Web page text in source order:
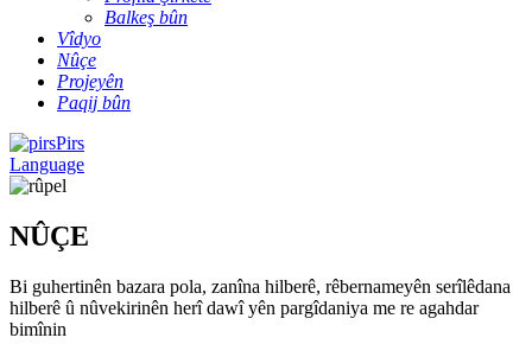
Balkeş bûn
Vîdyo
Nûçe
Projeyên
Paqij bûn
Pirs
Language
NÛÇE
Bi guhertinên bazara pola, zanîna hilberê, rêbernameyên serîlêdana
hilberê û nûvekirinên herî dawî yên pargîdaniya me re agahdar
bimînin